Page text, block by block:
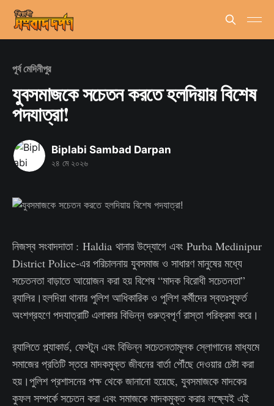
পূর্ব মেদিনীপুর
যুবসমাজকে সচেতন করতে হলদিয়ায় বিশেষ
পদযাত্রা!
Biplabi Sambad Darpan
২৪ মে ২০২৬
নিজস্ব সংবাদদাতা : Haldia থানার উদ্যোগে এবং Purba Medinipur
District Police-এর পরিচালনায় যুবসমাজ ও সাধারণ মানুষের মধ্যে
সচেতনতা বাড়াতে আয়োজন করা হয় বিশেষ “মাদক বিরোধী সচেতনতা”
র‌্যালির।হলদিয়া থানার পুলিশ আধিকারিক ও পুলিশ কর্মীদের স্বতঃস্ফূর্ত
অংশগ্রহণে পদযাত্রাটি এলাকার বিভিন্ন গুরুত্বপূর্ণ রাস্তা পরিক্রমা করে।
র‌্যালিতে প্ল্যাকার্ড, ফেস্টুন এবং বিভিন্ন সচেতনতামূলক স্লোগানের মাধ্যমে
সমাজের প্রতিটি স্তরে মাদকমুক্ত জীবনের বার্তা পৌঁছে দেওয়ার চেষ্টা করা
হয়।পুলিশ প্রশাসনের পক্ষ থেকে জানানো হয়েছে, যুবসমাজকে মাদকের
কুফল সম্পর্কে সচেতন করা এবং সমাজকে মাদকমুক্ত করার লক্ষ্যেই এই